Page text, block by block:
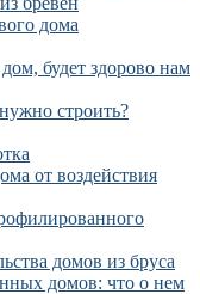
дома
будет здорово нам
строить?
от воздействия
домов из бруса
домов: что о нем